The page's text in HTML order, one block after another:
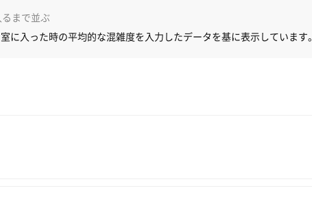
まで並ぶ
に入った時の平均的な混雑度を入力したデータを基に表示しています。